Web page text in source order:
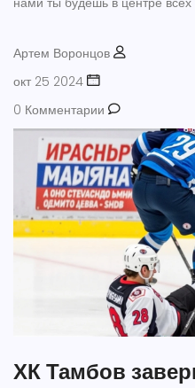
Артем Воронцов
окт 25 2024
0 Комментарии
ХК Тамбов